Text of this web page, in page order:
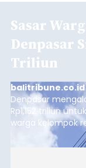
Sasar
Denpasar
Triliun
Denpasar
Rp1,152 triliun
warga kelompok
garis kemiskinan.
guna menjaga